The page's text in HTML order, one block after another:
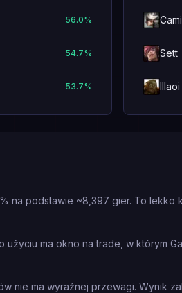
56.0%
54.7%
53.7%
Sett
Illaoi
na podstawie ~8,397 gier. To lekko
ma okno na trade, w którym
nie ma wyraźnej przewagi. Wynik